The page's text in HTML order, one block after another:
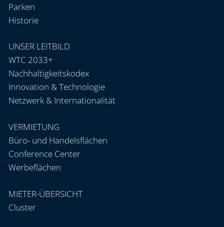
Parken
Historie
UNSER LEITBILD
WTC 2033+
Nachhaltigkeitskodex
Innovation & Technologie
Netzwerk & Internationalität
VERMIETUNG
Büro- und Handelsflächen
Conference Center
Werbeflächen
MIETER-ÜBERSICHT
Cluster